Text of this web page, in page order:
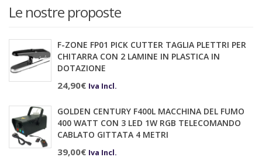
Le nostre proposte
F-ZONE FP01 PICK CUTTER TAGLIA PLETTRI PER
CHITARRA CON 2 LAMINE IN PLASTICA IN
DOTAZIONE
24,90€ Iva Incl.
GOLDEN CENTURY F400L MACCHINA DEL FUMO
400 WATT CON 3 LED 1W RGB TELECOMANDO
CABLATO GITTATA 4 METRI
39,00€ Iva Incl.